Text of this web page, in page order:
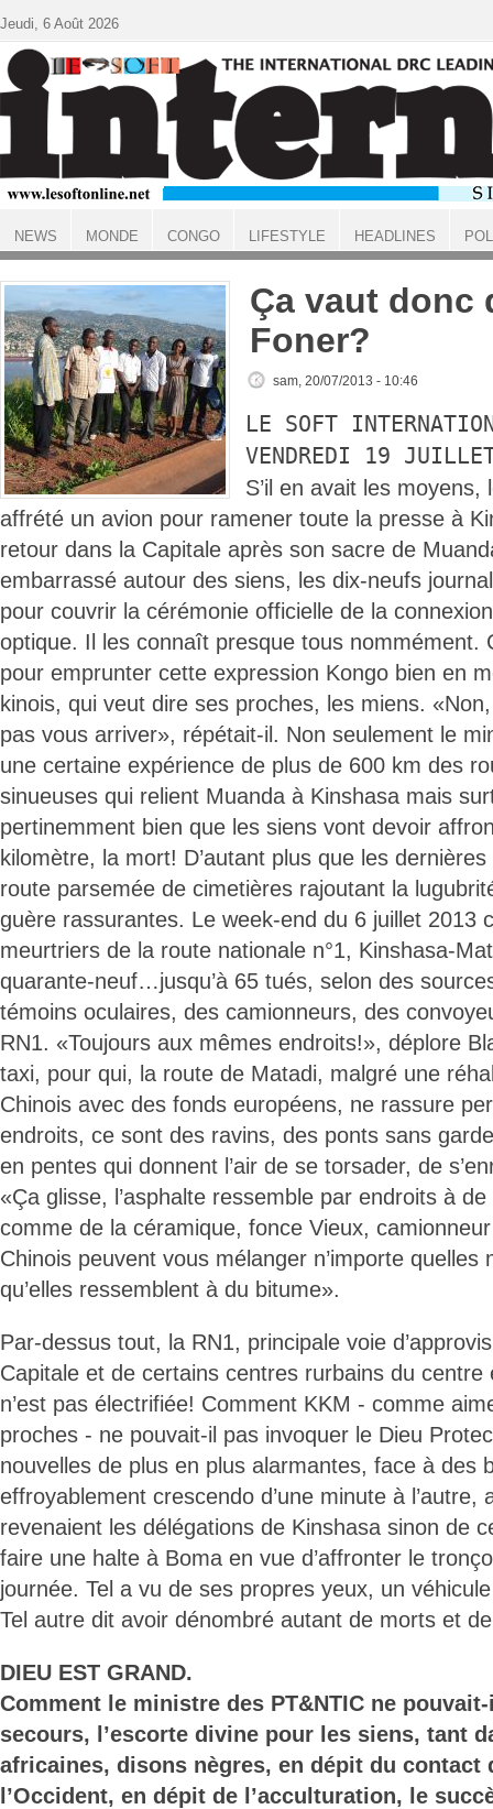
ACCUEIL
Ça vaut donc
Foner?
sam, 20/07/2013 - 10:46
LE SOFT
VENDREDI 19
S’il en avait les moyens,
affrété un avion pour ramener toute la presse à
retour dans la Capitale après son sacre de
embarrassé autour des siens, les dix-neufs
pour couvrir la cérémonie officielle de la
optique. Il les connaît presque tous nommément.
pour emprunter cette expression Kongo bien en
kinois, qui veut dire ses proches, les miens.
pas vous arriver», répétait-il. Non seulement le
une certaine expérience de plus de 600 km des
sinueuses qui relient Muanda à Kinshasa mais
pertinemment bien que les siens vont devoir
kilomètre, la mort! D’autant plus que les
route parsemée de cimetières rajoutant la
guère rassurantes. Le week-end du 6 juillet 2013
meurtriers de la route nationale n°1, Kinshasa-
quarante-neuf…jusqu’à 65 tués, selon des
témoins oculaires, des camionneurs, des
RN1. «Toujours aux mêmes endroits!», déplore
taxi, pour qui, la route de Matadi, malgré une
Chinois avec des fonds européens, ne rassure
endroits, ce sont des ravins, des ponts sans
en pentes qui donnent l’air de se torsader, de
«Ça glisse, l’asphalte ressemble par endroits à
comme de la céramique, fonce Vieux,
Chinois peuvent vous mélanger n’importe quelles
qu’elles ressemblent à du bitume».
Par-dessus tout, la RN1, principale voie
Capitale et de certains centres rurbains du centre
n’est pas électrifiée! Comment KKM - comme
proches - ne pouvait-il pas invoquer le Dieu
nouvelles de plus en plus alarmantes, face à des
effroyablement crescendo d’une minute à
revenaient les délégations de Kinshasa sinon de
faire une halte à Boma en vue d’affronter le
journée. Tel a vu de ses propres yeux, un
Tel autre dit avoir dénombré autant de morts et
DIEU EST GRAND.
Comment le ministre des PT&NTIC ne
secours, l’escorte divine pour les siens, tant
africaines, disons nègres, en dépit du contact
l’Occident, en dépit de l’acculturation, le
Jeudi, 6 Août 2026
NEWS MONDE CONGO LIFESTYLE HEADLINES